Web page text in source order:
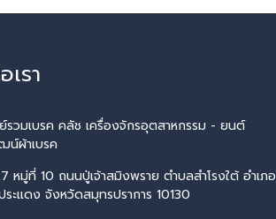
รา
รวมเบรค คลัช เครื่องจักรอุตสาหกรรม - ยนต์
น์ผ้าเบรค
หมู่ที่ 10 ถนนปู่เจ้าสมิงพราย ตำบลสำโรงใต้ อำเภอ
ระแดง จังหวัดสมุทรปราการ 10130